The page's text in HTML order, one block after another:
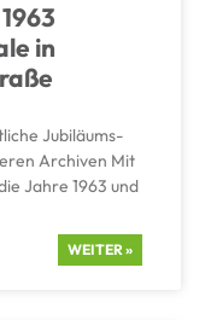
in
Jubilä­ums­
Archiven Mit
Jahre 1963 und
WEITER »